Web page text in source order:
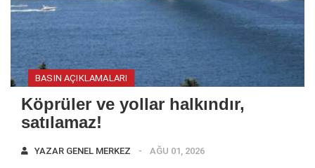
BASIN AÇIKLAMALARI
Köprüler ve yollar halkındır,
satılamaz!
YAZAR GENEL MERKEZ AĞU 01, 2026